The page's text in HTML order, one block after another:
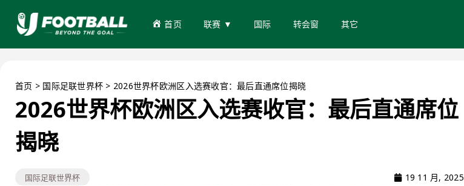
首页 联赛 ▼ 国际 转会窗 其它
首页 > 国际足联世界杯 > 2026世界杯欧洲区入选赛收官：最后直通席位揭晓
2026世界杯欧洲区入选赛收官：最后直通席位
揭晓
国际足联世界杯 19 11 月, 2025